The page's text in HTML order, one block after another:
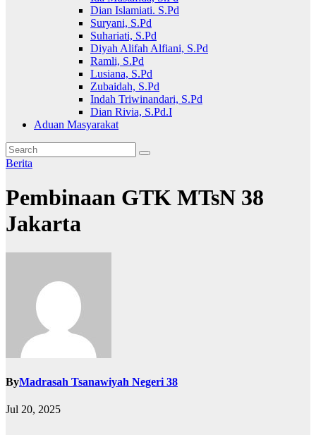
Dian Islamiati. S.Pd
Suryani, S.Pd
Suhariati, S.Pd
Diyah Alifah Alfiani, S.Pd
Ramli, S.Pd
Lusiana, S.Pd
Zubaidah, S.Pd
Indah Triwinandari, S.Pd
Dian Rivia, S.Pd.I
Aduan Masyarakat
Berita
Pembinaan GTK MTsN 38
Jakarta
ByMadrasah Tsanawiyah Negeri 38
Jul 20, 2025